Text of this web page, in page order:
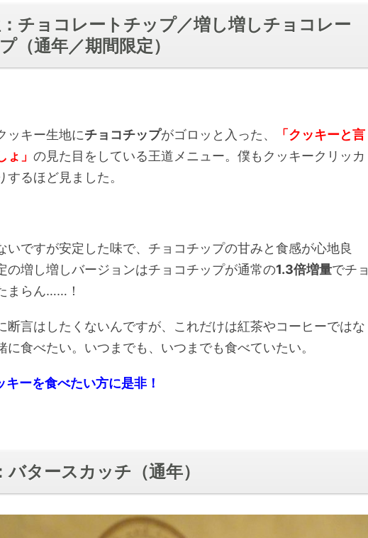
チョコレートチップ／増し増しチョコレー
（通年／期間限定）
ッキー生地にチョコチップがゴロッと入った、
「クッキーと言
ょ」 の見た目をしている王道メニュー。僕もクッキークリッカ
するほど見ました。
いですが安定した味で、チョコチップの甘みと食感が心地良
の増し増しバージョンはチョコチップが通常の1.3倍増量でチョ
まらん……！
断言はしたくないんですが、これだけは紅茶やコーヒーではな
に食べたい。いつまでも、いつまでも食べていたい。
ーを食べたい方に是非！
バタースカッチ（通年）